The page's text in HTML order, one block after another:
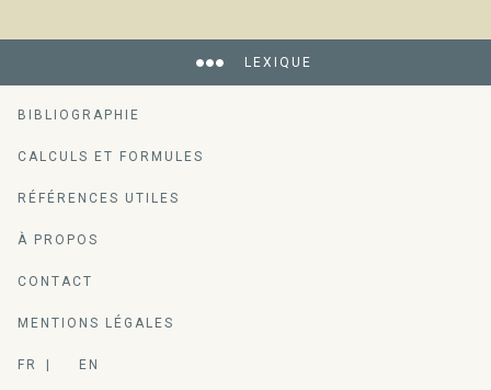
LEXIQUE
BIBLIOGRAPHIE
CALCULS ET FORMULES
RÉFÉRENCES UTILES
À PROPOS
CONTACT
MENTIONS LÉGALES
FR EN